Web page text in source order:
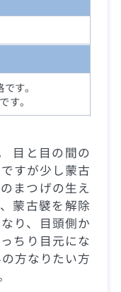
す。
す。
目と目の間の
すが少し蒙古
まつげの生え
蒙古襞を解除
り、目頭側か
ちり目元にな
方なりたい方